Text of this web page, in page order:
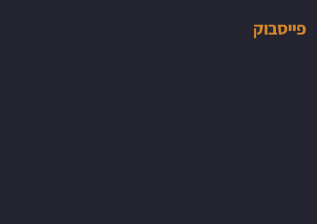
פייסבוק